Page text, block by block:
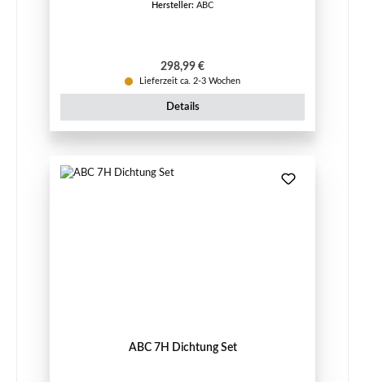
Hersteller: ABC
Regulärer Preis:
298,99 €
Lieferzeit ca. 2-3 Wochen
Details
ABC 7H Dichtung Set